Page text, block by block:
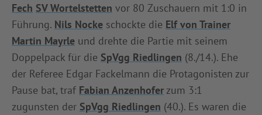
Fech SV Wortelstetten vor 80 Zuschauern mit 1:0 in
Führung. Nils Nocke schockte die Elf von Trainer
Martin Mayrle und drehte die Partie mit seinem
Doppelpack für die SpVgg Riedlingen (8./14.). Ehe
der Referee Edgar Fackelmann die Protagonisten zur
Pause bat, traf Fabian Anzenhofer zum 3:1
zugunsten der SpVgg Riedlingen (40.). Es waren die